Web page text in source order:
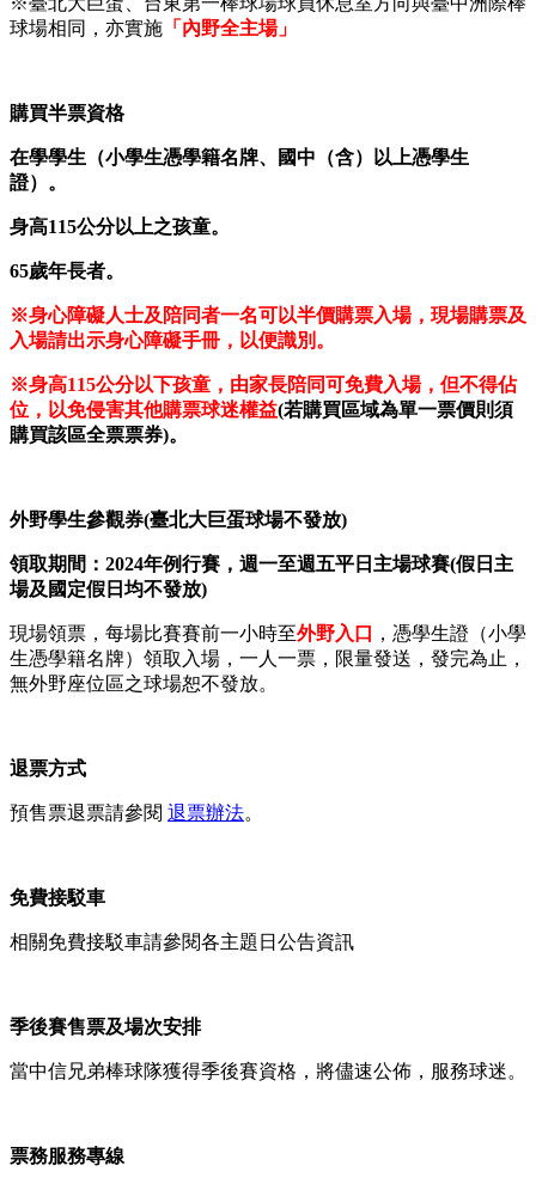
球場相同，亦實施 「內野全主場」
購買半票資格
在學學生（小學生憑學籍名牌、國中（含）以上憑學生
證）。
身高115公分以上之孩童。
65歲年長者。
※身心障礙人士及陪同者一名可以半價購票入場，現場購票及
入場請出示身心障礙手冊，以便識別。
※身高115公分以下孩童，由家長陪同可免費入場，但不得佔
位，以免侵害其他購票球迷權益(若購買區域為單一票價則須
購買該區全票票券)。
外野學生參觀券(臺北大巨蛋球場不發放)
領取期間： 2024年例行賽，週一至週五平日主場球賽(假日主
場及國定假日均不發放)
現場領票，每場比賽賽前一小時至外野入口
，憑學生證（小學
生憑學籍名牌）領取入場，一人一票，限量發送，發完為止，
無外野座位區之球場恕不發放。
退票方式
預售票退票請參閱 退票辦法。
免費接駁車
相關免費接駁車請參閱各主題日公告資訊
季後賽售票及場次安排
當中信兄弟棒球隊獲得季後賽資格，將儘速公佈，服務球迷。
票務服務專線